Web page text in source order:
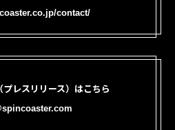
contact/
レスリリース）はこちら